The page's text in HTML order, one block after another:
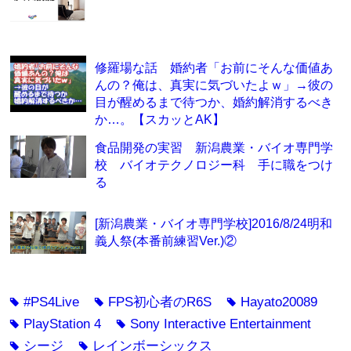
修羅場な話 婚約者「お前にそんな価値あ
んの？俺は、真実に気づいたよｗ」→彼の
目が醒めるまで待つか、婚約解消するべき
か…。【スカッとAK】
食品開発の実習 新潟農業・バイオ専門学
校 バイオテクノロジー科 手に職をつけ
る
[新潟農業・バイオ専門学校]2016/8/24明和
義人祭(本番前練習Ver.)②
tag#PS4Live tag FPS初心者のR6S tag Hayato20089
tag PlayStation 4 tag Sony Interactive Entertainment
tag シージ tag レインボーシックス